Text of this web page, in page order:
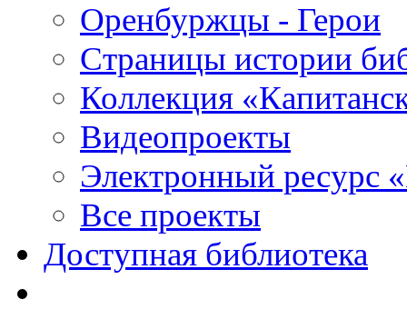
Оренбуржцы - Герои
Страницы истории
Коллекция
Видеопроекты
Электронный ресурс
Все проекты
Доступная библиотека